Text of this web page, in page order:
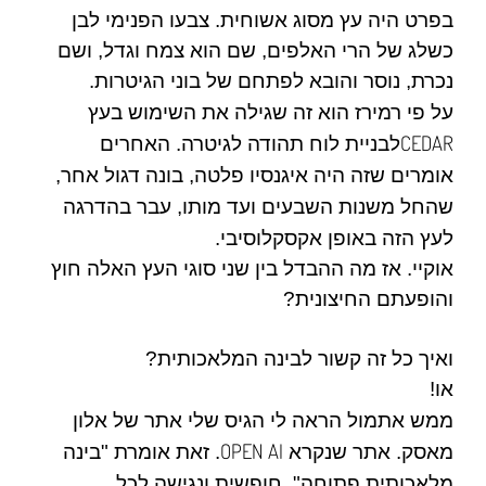
בפרט היה עץ מסוג אשוחית. צבעו הפנימי לבן
כשלג של הרי האלפים, שם הוא צמח וגדל, ושם
נכרת, נוסר והובא לפתחם של בוני הגיטרות.
על פי רמירז הוא זה שגילה את השימוש בעץ
CEDARלבניית לוח תהודה לגיטרה. האחרים
אומרים שזה היה איגנסיו פלטה, בונה דגול אחר,
שהחל משנות השבעים ועד מותו, עבר בהדרגה
לעץ הזה באופן אקסקלוסיבי.
אוקיי. אז מה ההבדל בין שני סוגי העץ האלה חוץ
והופעתם החיצונית?
ואיך כל זה קשור לבינה המלאכותית?
או!
ממש אתמול הראה לי הגיס שלי אתר של אלון
מאסק. אתר שנקרא OPEN AI. זאת אומרת "בינה